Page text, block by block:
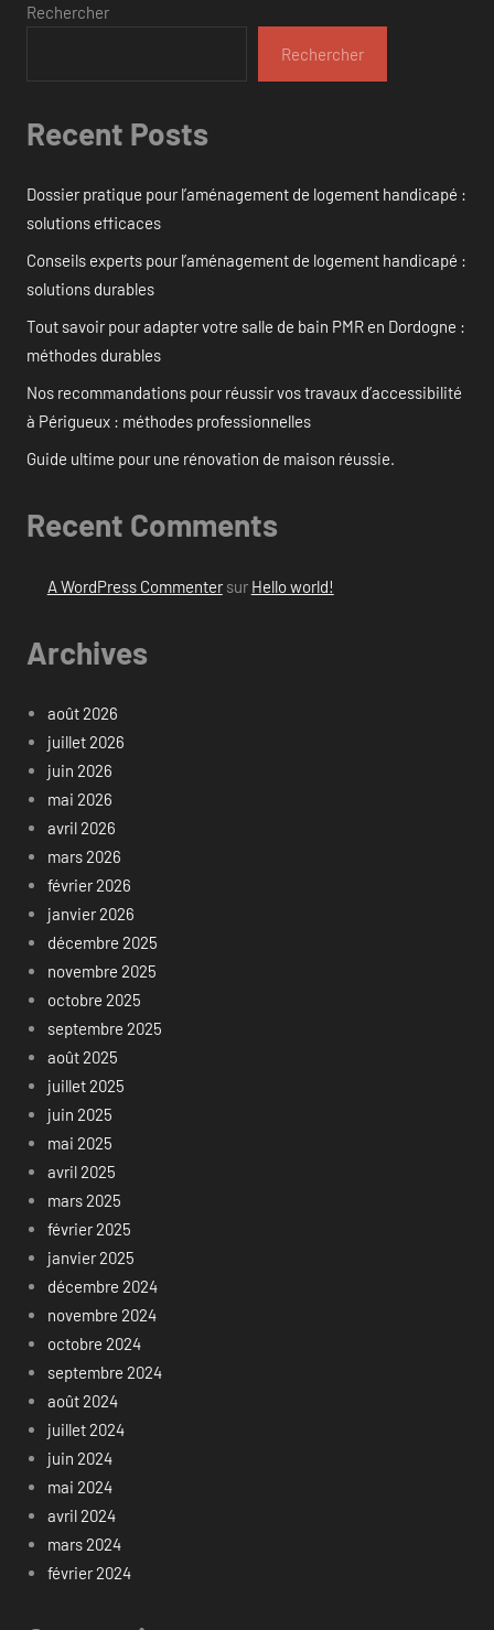
Rechercher
Rechercher
Recent Posts
Dossier pratique pour l’aménagement de logement handicapé :
solutions efficaces
Conseils experts pour l’aménagement de logement handicapé :
solutions durables
Tout savoir pour adapter votre salle de bain PMR en Dordogne :
méthodes durables
Nos recommandations pour réussir vos travaux d’accessibilité
à Périgueux : méthodes professionnelles
Guide ultime pour une rénovation de maison réussie.
Recent Comments
A WordPress Commentersur Hello world!
Archives
août 2026
juillet 2026
juin 2026
mai 2026
avril 2026
mars 2026
février 2026
janvier 2026
décembre 2025
novembre 2025
octobre 2025
septembre 2025
août 2025
juillet 2025
juin 2025
mai 2025
avril 2025
mars 2025
février 2025
janvier 2025
décembre 2024
novembre 2024
octobre 2024
septembre 2024
août 2024
juillet 2024
juin 2024
mai 2024
avril 2024
mars 2024
février 2024